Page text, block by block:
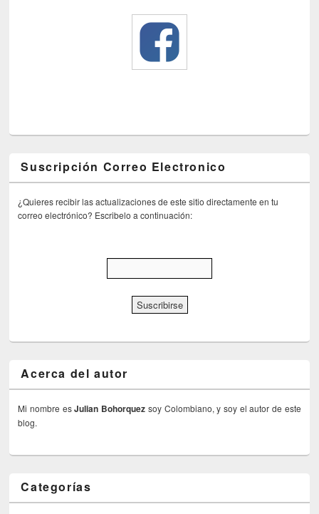
Suscripción Correo Electronico
¿Quieres recibir las actualizaciones de este sitio directamente en tu
correo electrónico? Escribelo a continuación:
Acerca del autor
Mi nombre esJulian Bohorquez soy Colombiano, y soy el autor de este
blog.
Categorías